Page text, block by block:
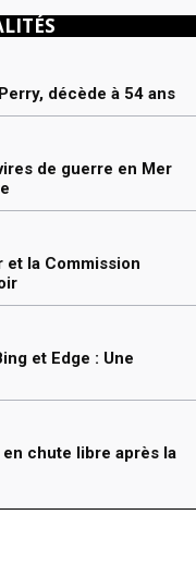
décède à 54 ans
de guerre en Mer
et la Commission
et Edge : Une
chute libre après la